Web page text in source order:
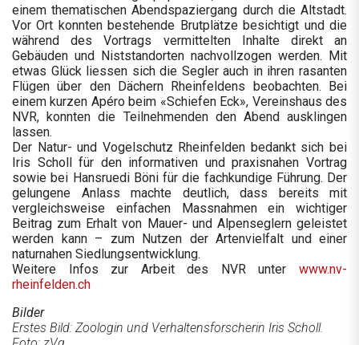
einem thematischen Abendspaziergang durch die Altstadt.
Vor Ort konnten bestehende Brutplätze besichtigt und die
während des Vortrags vermittelten Inhalte direkt an
Gebäuden und Niststandorten nachvollzogen werden. Mit
etwas Glück liessen sich die Segler auch in ihren rasanten
Flügen über den Dächern Rheinfeldens beobachten. Bei
einem kurzen Apéro beim «Schiefen Eck», Vereinshaus des
NVR, konnten die Teilnehmenden den Abend ausklingen
lassen.
Der Natur- und Vogelschutz Rheinfelden bedankt sich bei
Iris Scholl für den informativen und praxisnahen Vortrag
sowie bei Hansruedi Böni für die fachkundige Führung. Der
gelungene Anlass machte deutlich, dass bereits mit
vergleichsweise einfachen Massnahmen ein wichtiger
Beitrag zum Erhalt von Mauer- und Alpenseglern geleistet
werden kann – zum Nutzen der Artenvielfalt und einer
naturnahen Siedlungsentwicklung.
Weitere Infos zur Arbeit des NVR unter www.nv-
rheinfelden.ch
Bilder
Erstes Bild: Zoologin und Verhaltensforscherin Iris Scholl.